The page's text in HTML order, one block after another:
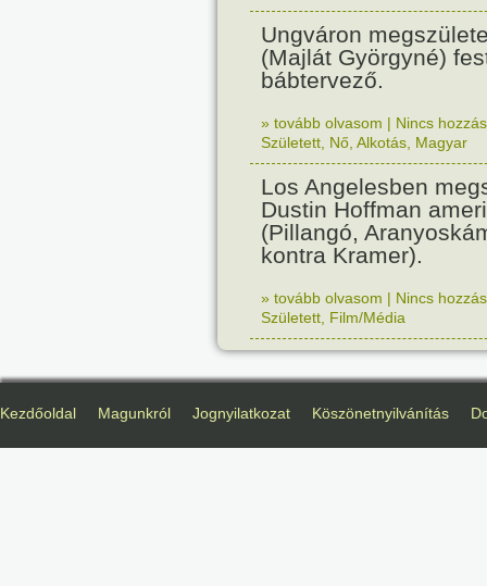
Ungváron
(Majlát Györgyné)
bábtervező.
» tovább olvasom | Nincs
Született Nő Alkotás Magyar
Los Angelesben
Dustin Hoffman
(Pillangó,
kontra Kramer).
» tovább olvasom | Nincs
Született Film/Média
Kezdőoldal Magunkról Jognyilatkozat Köszönetnyilvánítás